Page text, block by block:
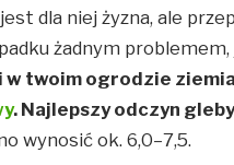
dla niej żyzna, ale
żadnym problemem,
w twoim ogrodzie
. Najlepszy odczyn
wynosić ok. 6,0–7,5.